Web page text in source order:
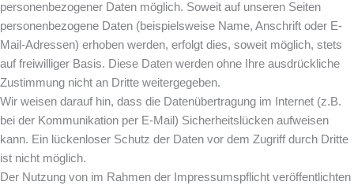
personenbezogener Daten möglich. Soweit auf unseren Seiten
personenbezogene Daten (beispielsweise Name, Anschrift oder E-
Mail-Adressen) erhoben werden, erfolgt dies, soweit möglich, stets
auf freiwilliger Basis. Diese Daten werden ohne Ihre ausdrückliche
Zustimmung nicht an Dritte weitergegeben.
Wir weisen darauf hin, dass die Datenübertragung im Internet (z.B.
bei der Kommunikation per E-Mail) Sicherheitslücken aufweisen
kann. Ein lückenloser Schutz der Daten vor dem Zugriff durch Dritte
ist nicht möglich.
Der Nutzung von im Rahmen der Impressumspflicht veröffentlichten